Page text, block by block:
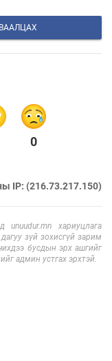
0
IP: (216.73.217.150)
хариуцлага
зүй зохисгүй зарим
бусдын эрх ашгийг
админ устгах эрхтэй.